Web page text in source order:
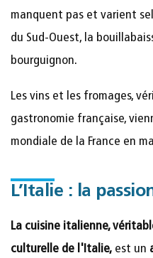
manquent pas et varient
du Sud-Ouest, la
bourguignon.
Les vins et les fromages,
gastronomie française,
mondiale de la France en
L’Italie : la
La cuisine italienne,
culturelle de l'Italie, est un